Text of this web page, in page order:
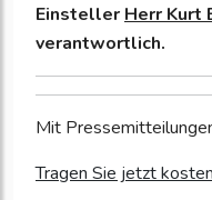
Einsteller Herr Kurt
verantwortlich.
Mit
Tragen Sie jetzt